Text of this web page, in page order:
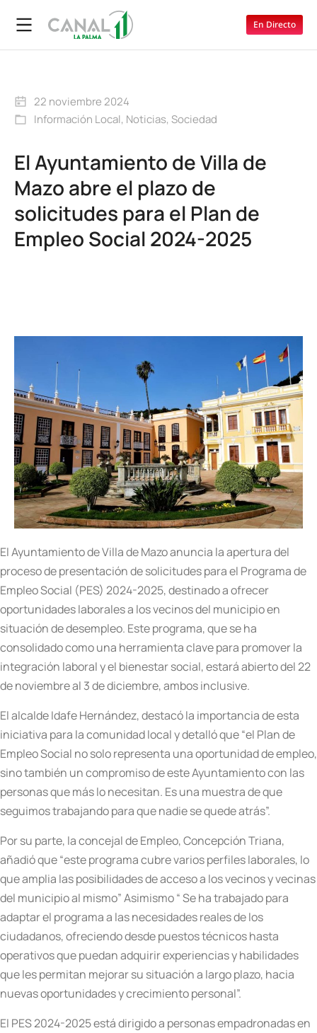
En Directo
22 noviembre 2024
Información Local, Noticias, Sociedad
El Ayuntamiento de Villa de
Mazo abre el plazo de
solicitudes para el Plan de
Empleo Social 2024-2025
El Ayuntamiento de Villa de Mazo anuncia la apertura del
proceso de presentación de solicitudes para el Programa de
Empleo Social (PES) 2024-2025, destinado a ofrecer
oportunidades laborales a los vecinos del municipio en
situación de desempleo. Este programa, que se ha
consolidado como una herramienta clave para promover la
integración laboral y el bienestar social, estará abierto del 22
de noviembre al 3 de diciembre, ambos inclusive.
El alcalde Idafe Hernández, destacó la importancia de esta
iniciativa para la comunidad local y detalló que “el Plan de
Empleo Social no solo representa una oportunidad de empleo,
sino también un compromiso de este Ayuntamiento con las
personas que más lo necesitan. Es una muestra de que
seguimos trabajando para que nadie se quede atrás”.
Por su parte, la concejal de Empleo, Concepción Triana,
añadió que “este programa cubre varios perfiles laborales, lo
que amplia las posibilidades de acceso a los vecinos y vecinas
del municipio al mismo” Asimismo “ Se ha trabajado para
adaptar el programa a las necesidades reales de los
ciudadanos, ofreciendo desde puestos técnicos hasta
operativos que puedan adquirir experiencias y habilidades
que les permitan mejorar su situación a largo plazo, hacia
nuevas oportunidades y crecimiento personal”.
El PES 2024-2025 está dirigido a personas empadronadas en